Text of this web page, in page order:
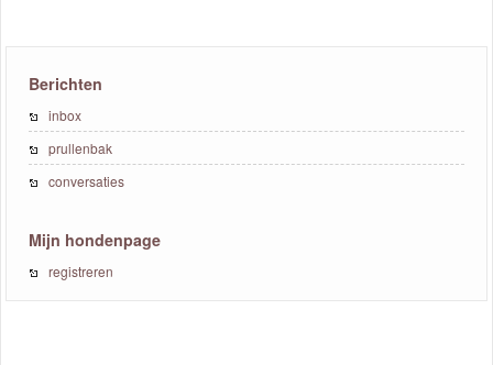
Berichten
inbox
prullenbak
conversaties
Mijn hondenpage
registreren